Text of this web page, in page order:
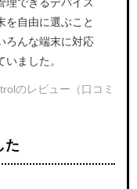
を自由に選ぶこと
ろんな端末に対応
ました。
のレビュー（口コミ・
た